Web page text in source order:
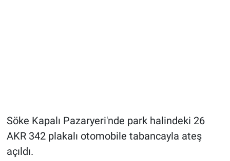
Söke Kapalı Pazaryeri'nde park halindeki 26
AKR 342 plakalı otomobile tabancayla ateş
açıldı.